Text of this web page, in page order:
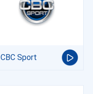
CBC Sport